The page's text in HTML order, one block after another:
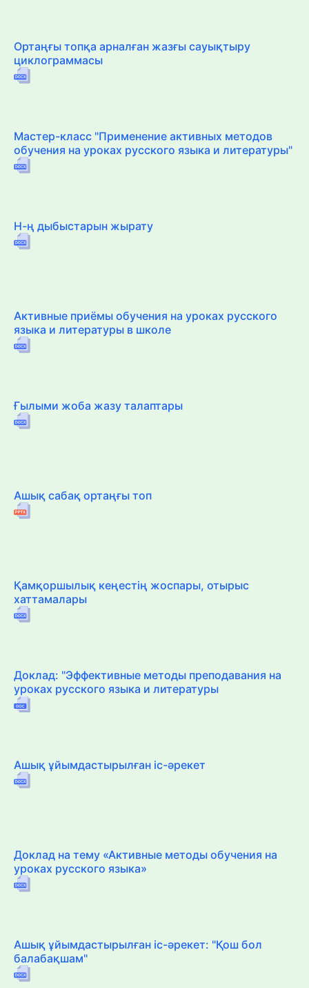
Ортаңғы топқа арналған жазғы сауықтыру
циклограммасы
Мастер-класс "Применение активных методов
обучения на уроках русского языка и литературы"
Н-ң дыбыстарын жырату
Активные приёмы обучения на уроках русского
языка и литературы в школе
Ғылыми жоба жазу талаптары
Ашық сабақ ортаңғы топ
Қамқоршылық кеңестің жоспары, отырыс
хаттамалары
Доклад: "Эффективные методы преподавания на
уроках русского языка и литературы
Ашық ұйымдастырылған іс-әрекет
Доклад на тему «Активные методы обучения на
уроках русского языка»
Ашық ұйымдастырылған іс-әрекет: "Қош бол
балабақшам"